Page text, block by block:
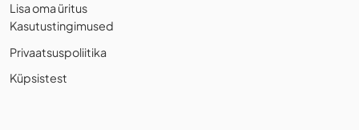
Lisa oma üritus
Kasutustingimused
Privaatsuspoliitika
Küpsistest